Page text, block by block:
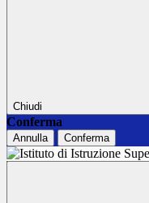
Chiudi
Conferma
Annulla Conferma